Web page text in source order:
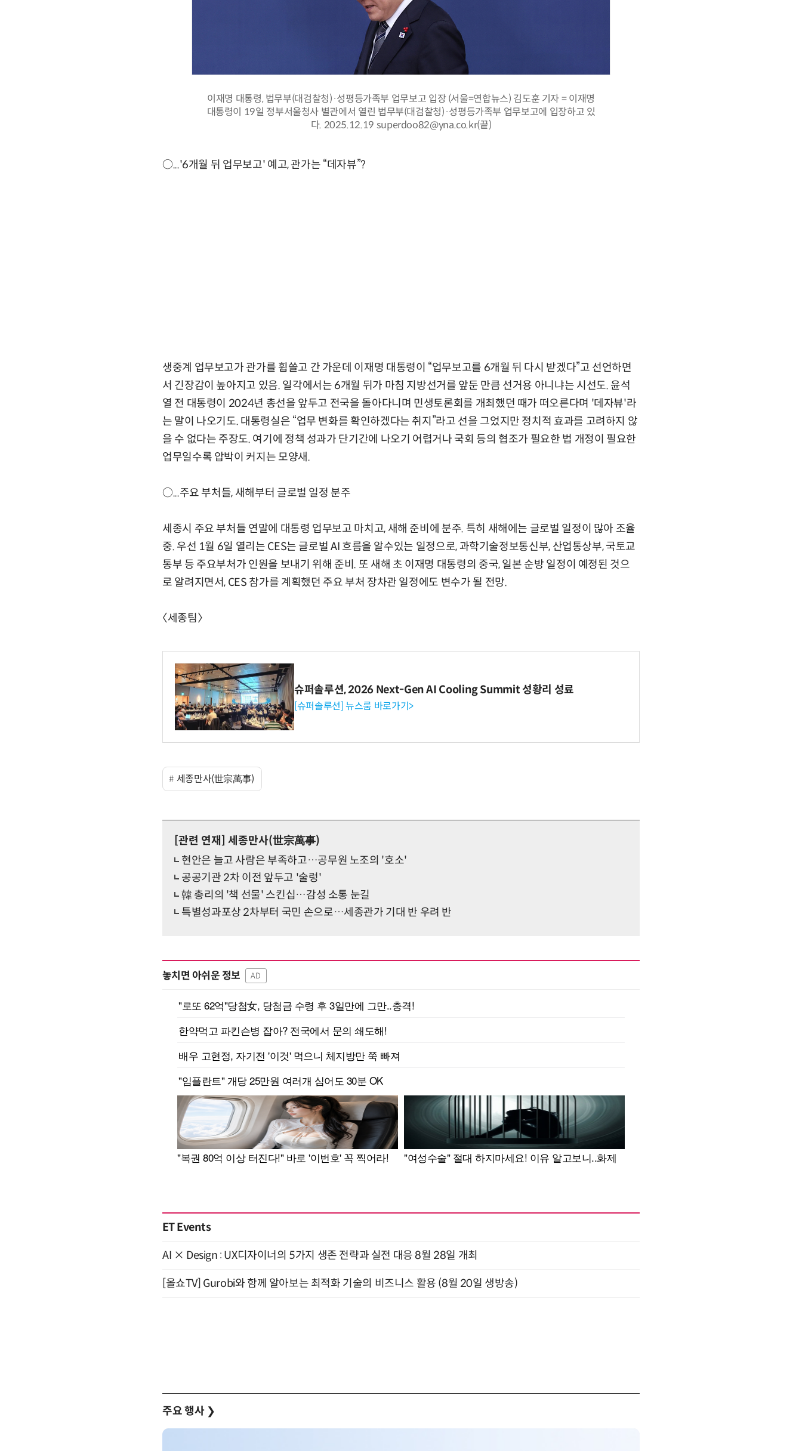
이재명 대통령, 법무부(대검찰청)·성평등가족부 업무보고 입장 (서울=연합뉴스) 김도훈 기자 = 이재명
대통령이 19일 정부서울청사 별관에서 열린 법무부(대검찰청)·성평등가족부 업무보고에 입장하고 있
다. 2025.12.19 superdoo82@yna.co.kr(끝)
○...'6개월 뒤 업무보고' 예고, 관가는 “데자뷰”?
생중계 업무보고가 관가를 휩쓸고 간 가운데 이재명 대통령이 “업무보고를 6개월 뒤 다시 받겠다”고 선언하면
서 긴장감이 높아지고 있음. 일각에서는 6개월 뒤가 마침 지방선거를 앞둔 만큼 선거용 아니냐는 시선도. 윤석
열 전 대통령이 2024년 총선을 앞두고 전국을 돌아다니며 민생토론회를 개최했던 때가 떠오른다며 '데자뷰'라
는 말이 나오기도. 대통령실은 “업무 변화를 확인하겠다는 취지”라고 선을 그었지만 정치적 효과를 고려하지 않
을 수 없다는 주장도. 여기에 정책 성과가 단기간에 나오기 어렵거나 국회 등의 협조가 필요한 법 개정이 필요한
업무일수록 압박이 커지는 모양새.
○...주요 부처들, 새해부터 글로벌 일정 분주
세종시 주요 부처들 연말에 대통령 업무보고 마치고, 새해 준비에 분주. 특히 새해에는 글로벌 일정이 많아 조율
중. 우선 1월 6일 열리는 CES는 글로벌 AI 흐름을 알수있는 일정으로, 과학기술정보통신부, 산업통상부, 국토교
통부 등 주요부처가 인원을 보내기 위해 준비. 또 새해 초 이재명 대통령의 중국, 일본 순방 일정이 예정된 것으
로 알려지면서, CES 참가를 계획했던 주요 부처 장차관 일정에도 변수가 될 전망.
〈세종팀〉
슈퍼솔루션, 2026 Next-Gen AI Cooling Summit 성황리 성료
[슈퍼솔루션] 뉴스룸 바로가기>
세종만사(世宗萬事)
[관련 연재]
세종만사(世宗萬事)
현안은 늘고 사람은 부족하고…공무원 노조의 '호소'
공공기관 2차 이전 앞두고 '술렁'
韓 총리의 '책 선물' 스킨십…감성 소통 눈길
특별성과포상 2차부터 국민 손으로…세종관가 기대 반 우려 반
놓치면 아쉬운 정보 AD
ET Events
AI × Design : UX디자이너의 5가지 생존 전략과 실전 대응 8월 28일 개최
[올쇼TV] Gurobi와 함께 알아보는 최적화 기술의 비즈니스 활용 (8월 20일 생방송)
주요 행사 ❯